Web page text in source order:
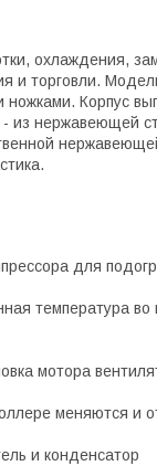
охлаждения,
и торговли.
ножками. Корпус
- из нержавеющей
для
температура во
мотора
меняются и
и конденсатор